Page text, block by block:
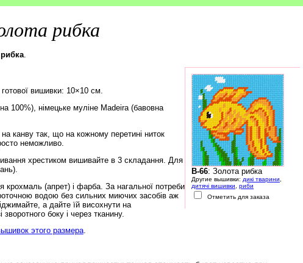
рибка
.
B-66: Золота рибка
Другие вышивки: дикі тварини
дитячі вишивки
риби
Отметить для заказа
вишивки: 10×10 см.
100%), німецьке муліне Madeira (бавовна
канву так, що на кожному перетині ниток
неможливо.
хрестиком вишивайте в 3 складання. Для
(апрет) і фарба. За нагальної потреби
водою без сильних миючих засобів аж
а дайте їй висохнути на
боку і через тканину.
этого размера.